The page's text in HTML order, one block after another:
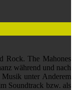
Rock. The Mahones
während und nach
unter Anderem
Soundtrack bzw. als